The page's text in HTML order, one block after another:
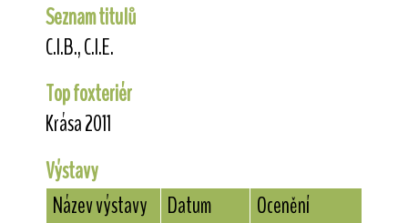
Seznam titulů
C.I.B., C.I.E.
Top foxteriér
Krása 2011
Výstavy
Název výstavy
Datum
Ocenění